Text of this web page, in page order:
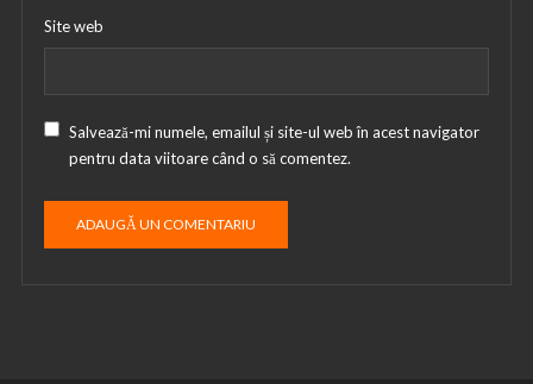
Site web
Salvează-mi numele, emailul și site-ul web în acest navigator
pentru data viitoare când o să comentez.